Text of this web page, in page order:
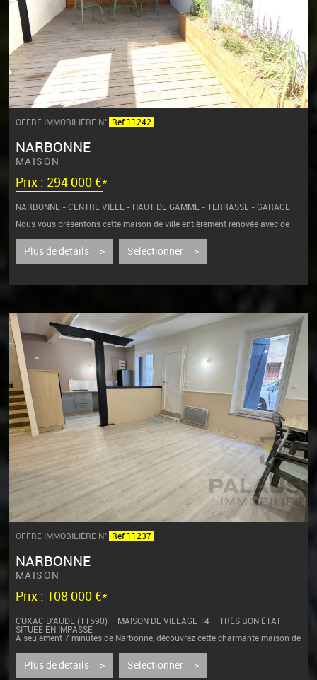
OFFRE IMMOBILIÈRE N° Ref 11242
NARBONNE
MAISON
Prix : 294 000 €*
NARBONNE - CENTRE VILLE - HAUT DE GAMME - TERRASSE - GARAGE
Nous vous présentons cette maison de ville entièrement rénovée avec de
Plus de détails > Sélectionner >
OFFRE IMMOBILIÈRE N° Ref 11237
NARBONNE
MAISON
Prix : 108 000 €*
CUXAC D’AUDE (11590) – MAISON DE VILLAGE T4 – TRÈS BON ÉTAT –
SITUÉE EN IMPASSE
À seulement 7 minutes de Narbonne, découvrez cette charmante maison de
des...
Plus de détails > Sélectionner >